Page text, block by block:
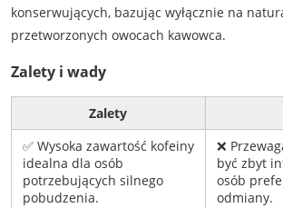
konserwujących, bazując wyłącznie na
przetworzonych owocach kawowca.
Zalety i wady
Zalety
✅ Wysoka zawartość kofeiny
idealna dla osób
potrzebujących silnego
pobudzenia.
❌
być zbyt
osób
odmiany.